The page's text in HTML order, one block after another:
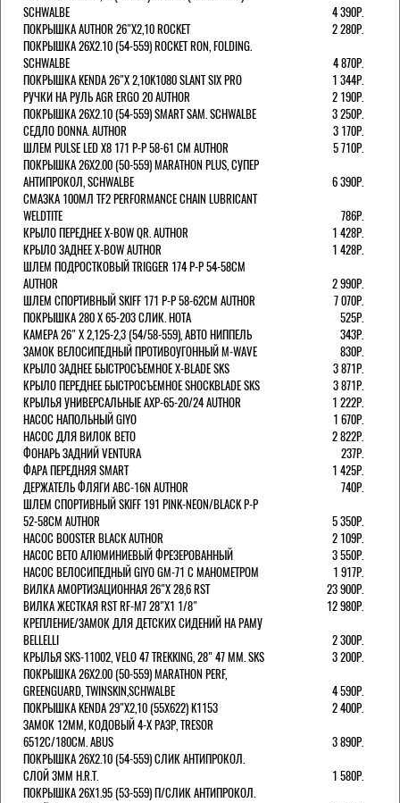
SCHWALBE
4 390Р.
ПОКРЫШКА AUTHOR 26"Х2,10 ROCKET
2 280Р.
ПОКРЫШКА 26X2.10 (54-559) ROCKET RON, FOLDING.
SCHWALBE
4 870Р.
ПОКРЫШКА KENDA 26"Х 2,10K1080 SLANT SIX PRO
1 344Р.
РУЧКИ НА РУЛЬ AGR ERGO 20 AUTHOR
2 190Р.
ПОКРЫШКА 26X2.10 (54-559) SMART SAM. SCHWALBE
3 250Р.
СЕДЛО DONNA. AUTHOR
3 170Р.
ШЛЕМ PULSE LED X8 171 Р-Р 58-61 СМ AUTHOR
5 710Р.
ПОКРЫШКА 26X2.00 (50-559) MARATHON PLUS, СУПЕР
АНТИПРОКОЛ, SCHWALBE
6 390Р.
СМАЗКА 100МЛ TF2 PERFORMANCE CHAIN LUBRICANT
WELDTITE
786Р.
КРЫЛО ПЕРЕДНЕЕ X-BOW QR. AUTHOR
1 428Р.
КРЫЛО ЗАДНЕЕ X-BOW AUTHOR
1 428Р.
ШЛЕМ ПОДРОСТКОВЫЙ TRIGGER 174 Р-Р 54-58СМ
AUTHOR
2 990Р.
ШЛЕМ СПОРТИВНЫЙ SKIFF 171 Р-Р 58-62СМ AUTHOR
7 070Р.
ПОКРЫШКА 280 X 65-203 СЛИК. HOTA
525Р.
КАМЕРА 26" X 2,125-2,3 (54/58-559), АВТО НИППЕЛЬ
343Р.
ЗАМОК ВЕЛОСИПЕДНЫЙ ПРОТИВОУГОННЫЙ M-WAVE
830Р.
КРЫЛО ЗАДНЕЕ БЫСТРОСЪЕМНОЕ X-BLADE SKS
3 871Р.
КРЫЛО ПЕРЕДНЕЕ БЫСТРОСЪЕМНОЕ SHOCKBLADE SKS
3 871Р.
КРЫЛЬЯ УНИВЕРСАЛЬНЫЕ AXP-65-20/24 AUTHOR
1 222Р.
НАСОС НАПОЛЬНЫЙ GIYO
1 670Р.
НАСОС ДЛЯ ВИЛОК ВЕТО
2 822Р.
ФОНАРЬ ЗАДНИЙ VENTURA
237Р.
ФАРА ПЕРЕДНЯЯ SMART
1 425Р.
ДЕРЖАТЕЛЬ ФЛЯГИ ABC-16N AUTHOR
740Р.
ШЛЕМ СПОРТИВНЫЙ SKIFF 191 PINK-NEON/BLACK Р-Р
52-58СМ AUTHOR
5 350Р.
НАСОС BOOSTER BLACK AUTHOR
2 109Р.
НАСОС BETO АЛЮМИНИЕВЫЙ ФРЕЗЕРОВАННЫЙ
3 550Р.
НАСОС ВЕЛОСИПЕДНЫЙ GIYO GM-71 С МАНОМЕТРОМ
1 917Р.
ВИЛКА АМОРТИЗАЦИОННАЯ 26"Х 28,6 RST
23 900Р.
ВИЛКА ЖЕСТКАЯ RST RF-M7 28"Х1 1/8"
12 980Р.
КРЕПЛЕНИЕ/ЗАМОК ДЛЯ ДЕТСКИХ СИДЕНИЙ НА РАМУ
BELLELLI
2 300Р.
КРЫЛЬЯ SKS-11002, VELO 47 TREKKING, 28" 47 ММ. SKS
3 200Р.
ПОКРЫШКА 26X2.00 (50-559) MARATHON PERF,
GREENGUARD, TWINSKIN,SCHWALBE
4 590Р.
ПОКРЫШКА KENDA 29"Х2,10 (55X622) K1153
2 400Р.
ЗАМОК 12ММ, КОДОВЫЙ 4-Х РАЗР, TRESOR
6512C/180СМ. ABUS
3 890Р.
ПОКРЫШКА 26X2.10 (54-559) СЛИК АНТИПРОКОЛ.
СЛОЙ 3ММ H.R.T.
1 580Р.
ПОКРЫШКА 26X1.95 (53-559) П/СЛИК АНТИПРОКОЛ.